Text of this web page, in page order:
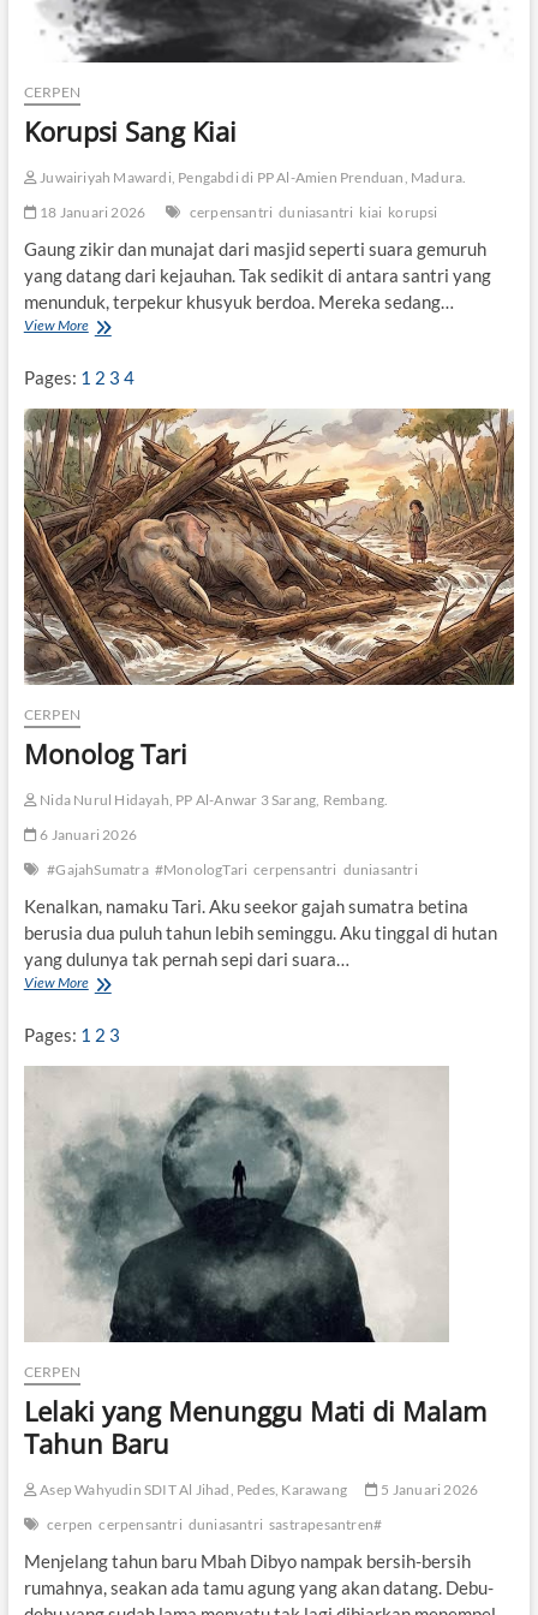
a
n
g
p
a
d
i
a
n
g
n
y
a
CERPEN
Korupsi Sang Kiai
Juwairiyah Mawardi, Pengabdi di PP Al-Amien Prenduan, Madura.
18 Januari 2026
cerpensantri duniasantri kiai korupsi
Gaung zikir dan munajat dari masjid seperti suara gemuruh
yang datang dari kejauhan. Tak sedikit di antara santri yang
menunduk, terpekur khusyuk berdoa. Mereka sedang…
View MoreK
u
p
s
i
S
a
n
g
K
i
a
i
Pages: 1 2 3 4
CERPEN
Monolog Tari
Nida Nurul Hidayah, PP Al-Anwar 3 Sarang, Rembang.
6 Januari 2026
#GajahSumatra #MonologTari cerpensantri duniasantri
Kenalkan, namaku Tari. Aku seekor gajah sumatra betina
berusia dua puluh tahun lebih seminggu. Aku tinggal di hutan
yang dulunya tak pernah sepi dari suara…
View MoreM
o
l
a
i
Pages: 1 2 3
CERPEN
Lelaki yang Menunggu Mati di Malam
Tahun Baru
Asep Wahyudin SDIT Al Jihad, Pedes, Karawang
5 Januari 2026
cerpen cerpensantri duniasantri sastrapesantren#
Menjelang tahun baru Mbah Dibyo nampak bersih-bersih
rumahnya, seakan ada tamu agung yang akan datang. Debu-